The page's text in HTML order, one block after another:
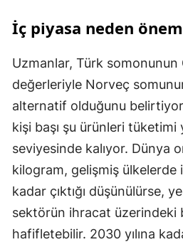
İç piyasa neden
Uzmanlar, Türk somonunun
değerleriyle Norveç
alternatif olduğunu
kişi başı şu ürünleri tüketimi
seviyesinde kalıyor. Dünya
kilogram, gelişmiş ülkelerde
kadar çıktığı düşünülürse,
sektörün ihracat üzerindeki
hafifletebilir. 2030 yılına